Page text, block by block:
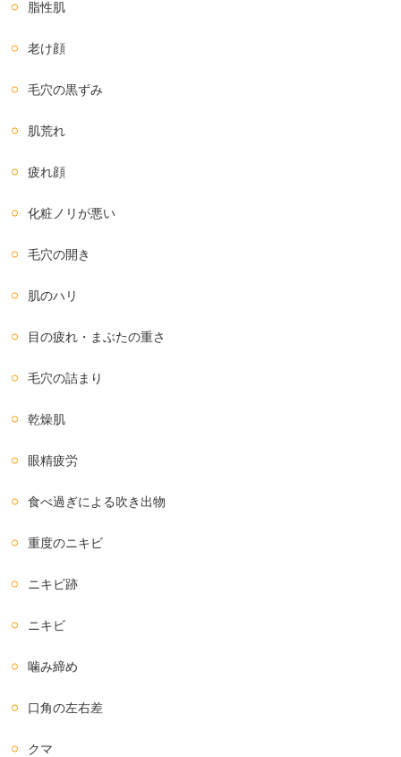
脂性肌
老け顔
毛穴の黒ずみ
肌荒れ
疲れ顔
化粧ノリが悪い
毛穴の開き
肌のハリ
目の疲れ・まぶたの重さ
毛穴の詰まり
乾燥肌
眼精疲労
食べ過ぎによる吹き出物
重度のニキビ
ニキビ跡
ニキビ
噛み締め
口角の左右差
クマ